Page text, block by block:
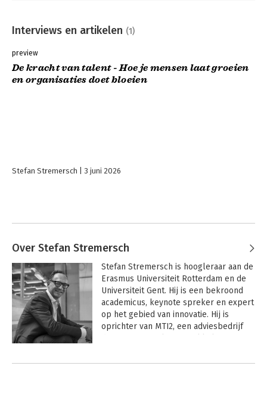
Interviews en artikelen (1)
preview
De kracht van talent - Hoe je mensen laat groeien
en organisaties doet bloeien
Stefan Stremersch 3 juni 2026
Over Stefan Stremersch
Stefan Stremersch is hoogleraar aan de
Erasmus Universiteit Rotterdam en de
Universiteit Gent. Hij is een bekroond
academicus, keynote spreker en expert
op het gebied van innovatie. Hij is
oprichter van MTI2, een adviesbedrijf
is een gepassioneerd duursporter.
Andere boeken door Stefan